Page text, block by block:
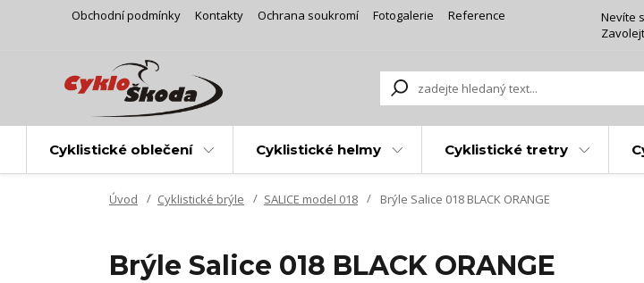
Obchodní podmínky Kontakty Ochrana soukromí Fotogalerie Reference
Nevíte
Cyklistické oblečení Cyklistické helmy Cyklistické tretry
Úvod Cyklistické brýle SALICE model 018 Brýle Salice 018 BLACK ORANGE
Brýle Salice 018 BLACK ORANGE